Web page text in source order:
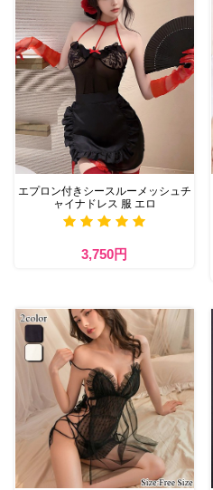
エプロン付きシースルーメッシュチ
ャイナドレス 服 エロ
3,750円